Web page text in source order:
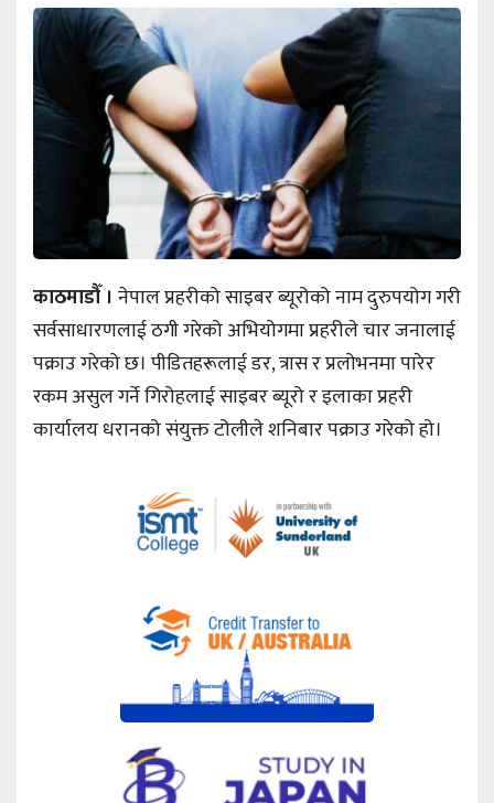
काठमाडौँ । नेपाल प्रहरीको साइबर ब्यूरोको नाम दुरुपयोग गरी
सर्वसाधारणलाई ठगी गरेको अभियोगमा प्रहरीले चार जनालाई
पक्राउ गरेको छ। पीडितहरूलाई डर, त्रास र प्रलोभनमा पारेर
रकम असुल गर्ने गिरोहलाई साइबर ब्यूरो र इलाका प्रहरी
कार्यालय धरानको संयुक्त टोलीले शनिबार पक्राउ गरेको हो।